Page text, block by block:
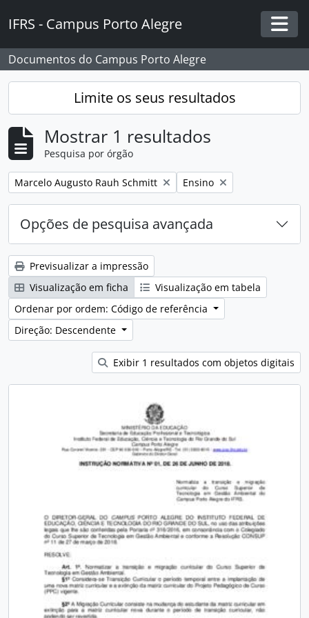
IFRS - Campus Porto Alegre
Documentos do Campus Porto Alegre
Limite os seus resultados
Mostrar 1 resultados
Pesquisa por órgão
Remover filtro:
Marcelo Augusto Rauh Schmitt Remover filtro:
Ensino
Opções de pesquisa avançada
Previsualizar a impressão
Visualização em ficha
Visualização em tabela
Ordenar por ordem: Código de referência
Direção: Descendente
Exibir 1 resultados com objetos digitais